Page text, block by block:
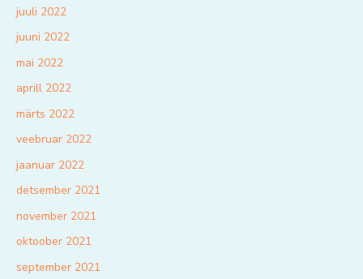
juuli 2022
juuni 2022
mai 2022
aprill 2022
märts 2022
veebruar 2022
jaanuar 2022
detsember 2021
november 2021
oktoober 2021
september 2021